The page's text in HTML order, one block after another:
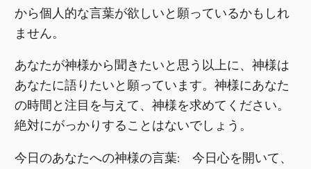
から個人的な言葉が欲しいと願っているかもしれ
ません。
あなたが神様から聞きたいと思う以上に、神様は
あなたに語りたいと願っています。神様にあなた
の時間と注目を与えて、神様を求めてください。
絶対にがっかりすることはないでしょう。
今日のあなたへの神様の言葉: 今日心を開いて、